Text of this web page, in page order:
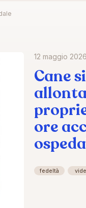
12 maggio 2026
Cane
ore
fedeltà